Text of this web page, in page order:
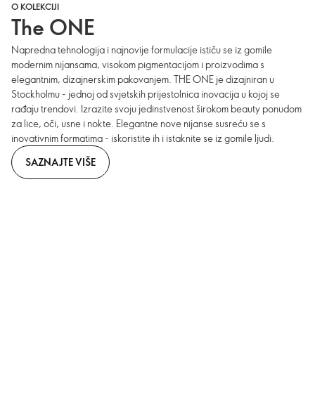
O KOLEKCIJI
The ONE
Napredna tehnologija i najnovije formulacije ističu se iz gomile
modernim nijansama, visokom pigmentacijom i proizvodima s
elegantnim, dizajnerskim pakovanjem. THE ONE je dizajniran u
Stockholmu - jednoj od svjetskih prijestolnica inovacija u kojoj se
rađaju trendovi. Izrazite svoju jedinstvenost širokom beauty ponudom
za lice, oči, usne i nokte. Elegantne nove nijanse susreću se s
inovativnim formatima - iskoristite ih i istaknite se iz gomile ljudi.
SAZNAJTE VIŠE